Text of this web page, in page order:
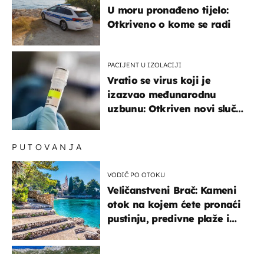
U moru pronađeno tijelo:
Otkriveno o kome se radi
PACIJENT U IZOLACIJI
Vratio se virus koji je
izazvao međunarodnu
uzbunu: Otkriven novi slučaj
PUTOVANJA
VODIČ PO OTOKU
Veličanstveni Brač: Kameni
otok na kojem ćete pronaći
pustinju, predivne plaže i